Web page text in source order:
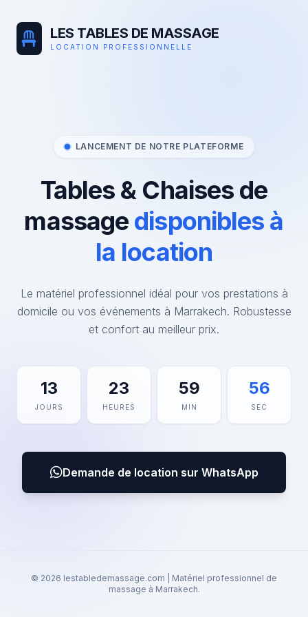
LES TABLES DE MASSAGE
LOCATION PROFESSIONNELLE
LANCEMENT DE NOTRE PLATEFORME
Tables & Chaises de
massage disponibles à
la location
Le matériel professionnel idéal pour vos prestations à
domicile ou vos événements à Marrakech. Robustesse
et confort au meilleur prix.
13
JOURS
23
HEURES
59
MIN
56
SEC
Demande de location sur WhatsApp
© 2026 lestabledemassage.com | Matériel professionnel de
massage à Marrakech.